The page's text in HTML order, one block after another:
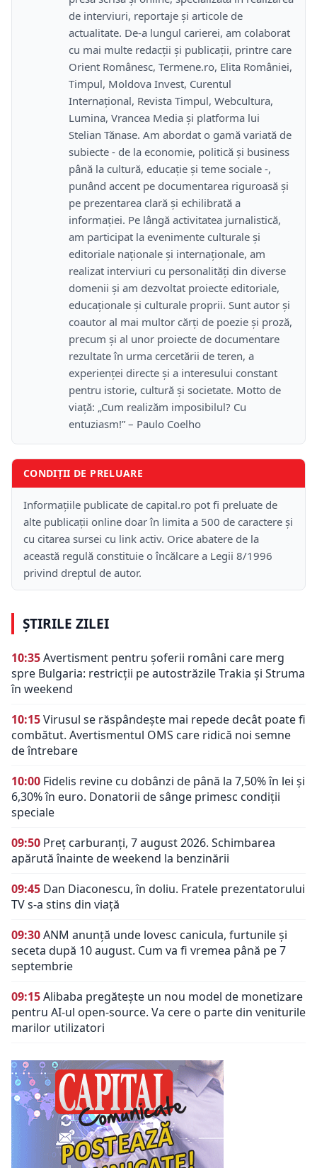
de interviuri, reportaje și articole de
actualitate. De-a lungul carierei, am colaborat
cu mai multe redacții și publicații, printre care
Orient Românesc, Termene.ro, Elita României,
Timpul, Moldova Invest, Curentul
Internațional, Revista Timpul, Webcultura,
Lumina, Vrancea Media și platforma lui
Stelian Tănase. Am abordat o gamă variată de
subiecte - de la economie, politică și business
până la cultură, educație și teme sociale -,
punând accent pe documentarea riguroasă și
pe prezentarea clară și echilibrată a
informației. Pe lângă activitatea jurnalistică,
am participat la evenimente culturale și
editoriale naționale și internaționale, am
realizat interviuri cu personalități din diverse
domenii și am dezvoltat proiecte editoriale,
educaționale și culturale proprii. Sunt autor și
coautor al mai multor cărți de poezie și proză,
precum și al unor proiecte de documentare
rezultate în urma cercetării de teren, a
experienței directe și a interesului constant
pentru istorie, cultură și societate. Motto de
viață: „Cum realizăm imposibilul? Cu
entuziasm!” – Paulo Coelho
CONDIȚII DE PRELUARE
Informațiile publicate de capital.ro pot fi preluate de
alte publicații online doar în limita a 500 de caractere și
cu citarea sursei cu link activ. Orice abatere de la
această regulă constituie o încălcare a Legii 8/1996
privind dreptul de autor.
ȘTIRILE ZILEI
10:35Avertisment pentru șoferii români care merg
spre Bulgaria: restricții pe autostrăzile Trakia și Struma
în weekend
10:15Virusul se răspândește mai repede decât poate fi
combătut. Avertismentul OMS care ridică noi semne
de întrebare
10:00 Fidelis revine cu dobânzi de până la 7,50% în lei și
6,30% în euro. Donatorii de sânge primesc condiții
speciale
09:50 Preț carburanți, 7 august 2026. Schimbarea
apărută înainte de weekend la benzinării
09:45 Dan Diaconescu, în doliu. Fratele prezentatorului
TV s-a stins din viață
09:30ANM anunță unde lovesc canicula, furtunile și
seceta după 10 august. Cum va fi vremea până pe 7
septembrie
09:15Alibaba pregătește un nou model de monetizare
pentru AI-ul open-source. Va cere o parte din veniturile
marilor utilizatori